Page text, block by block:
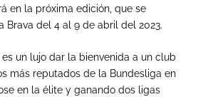
en la próxima edición, que se
Brava del 4 al 9 de abril del 2023.
un lujo dar la bienvenida a un club
más reputados de la Bundesliga en
en la élite y ganando dos ligas